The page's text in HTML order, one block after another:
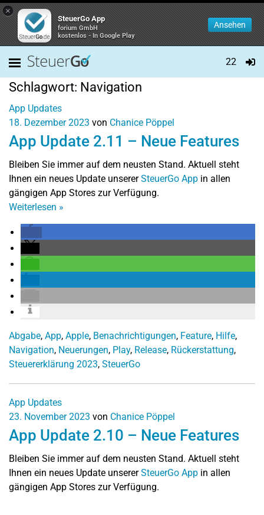
×
SteuerGo App
forium GmbH
kostenlos - In Google Play
Ansehen
22
Schlagwort: Navigation
App Updates
18. Dezember 2023 von Chanice Pöppel
App Update 2.11 – Neue Features
Bleiben Sie immer auf dem neusten Stand. Aktuell steht
Ihnen ein neues Update unsererSteuerGo App in allen
gängigen App Stores zur Verfügung.
Weiterlesen »
Abgabe, App, Apple, Benachrichtigungen, Feature, Hilfe,
Navigation, Neuerungen, Play, Release, Rückerstattung,
Steuererklärung 2023, SteuerGo
App Updates
23. November 2023 von Chanice Pöppel
App Update 2.10 – Neue Features
Bleiben Sie immer auf dem neusten Stand. Aktuell steht
Ihnen ein neues Update unsererSteuerGo App in allen
gängigen App Stores zur Verfügung.